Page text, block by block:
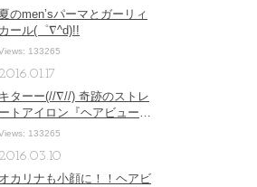
夏のmen’sパーマとガーリィ
カール(゜∇^d)!!
133265
キターー(//∇//) 奇跡のストレ
ートアイロン『ヘアビューロ
ストレートアイロン』
2016.01.17
133265
オカリナも小顔に！！ヘアビ
2016.03.10